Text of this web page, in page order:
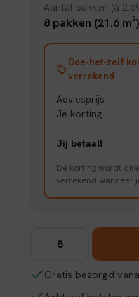
Aantal pakken (à
8 pakken (21.6 m²)
Doe-het-zelf
verrekend
Adviesprijs
Je korting
Jij betaalt
De korting wordt
verrekend wanneer
Superior
oakGratis bezorgd